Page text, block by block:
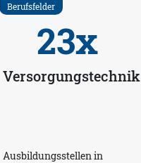
Berufsfelder
23x
Versorgungstechnik
Ausbildungsstellen in